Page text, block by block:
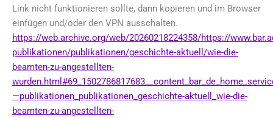
Link nicht funktionieren sollte, dann kopieren und im Browser
einfügen und/oder den VPN ausschalten.
https://web.archive.org/web/20260218224358/https://
publikationen/publikationen/geschichte-aktuell/wie-die-
beamten-zu-angestellten-
—publikationen_publikationen_geschichte-aktuell_wie-die-
beamten-zu-angestellten-